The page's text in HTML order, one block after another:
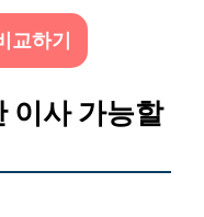
교하기
이사 가능할